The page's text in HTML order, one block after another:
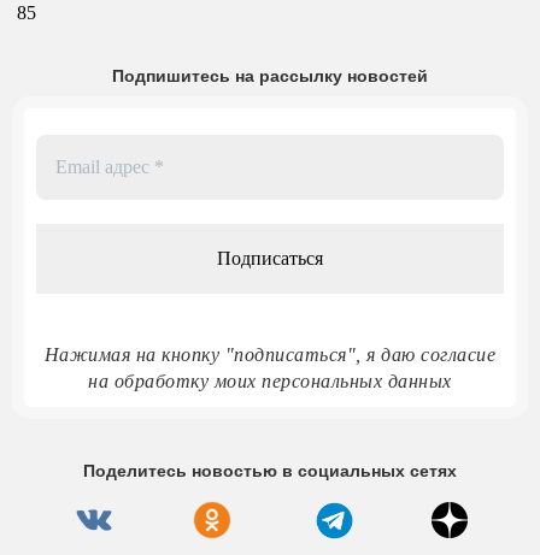
85
Подпишитесь на рассылку новостей
Нажимая на кнопку "подписаться", я даю согласие
на обработку моих персональных данных
Поделитесь новостью в социальных сетях